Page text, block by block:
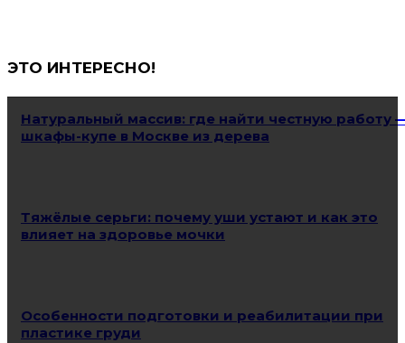
ЭТО ИНТЕРЕСНО!
Натуральный массив: где найти честную работу
шкафы-купе в Москве из дерева
Тяжёлые серьги: почему уши устают и как это
влияет на здоровье мочки
Особенности подготовки и реабилитации при
пластике груди